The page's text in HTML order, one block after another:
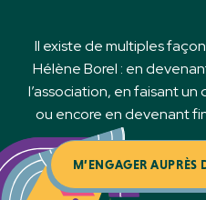
Il existe de multiples
Hélène Borel : en
l’association, en faisant
ou encore en devenant
M’ENGAGER AUPRÈS